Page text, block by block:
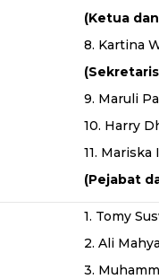
(Ketua
8. Kartina
9. Maruli
10. Harry
11. Mariska
(Pejabat
1. Tomy
2. Ali
3.